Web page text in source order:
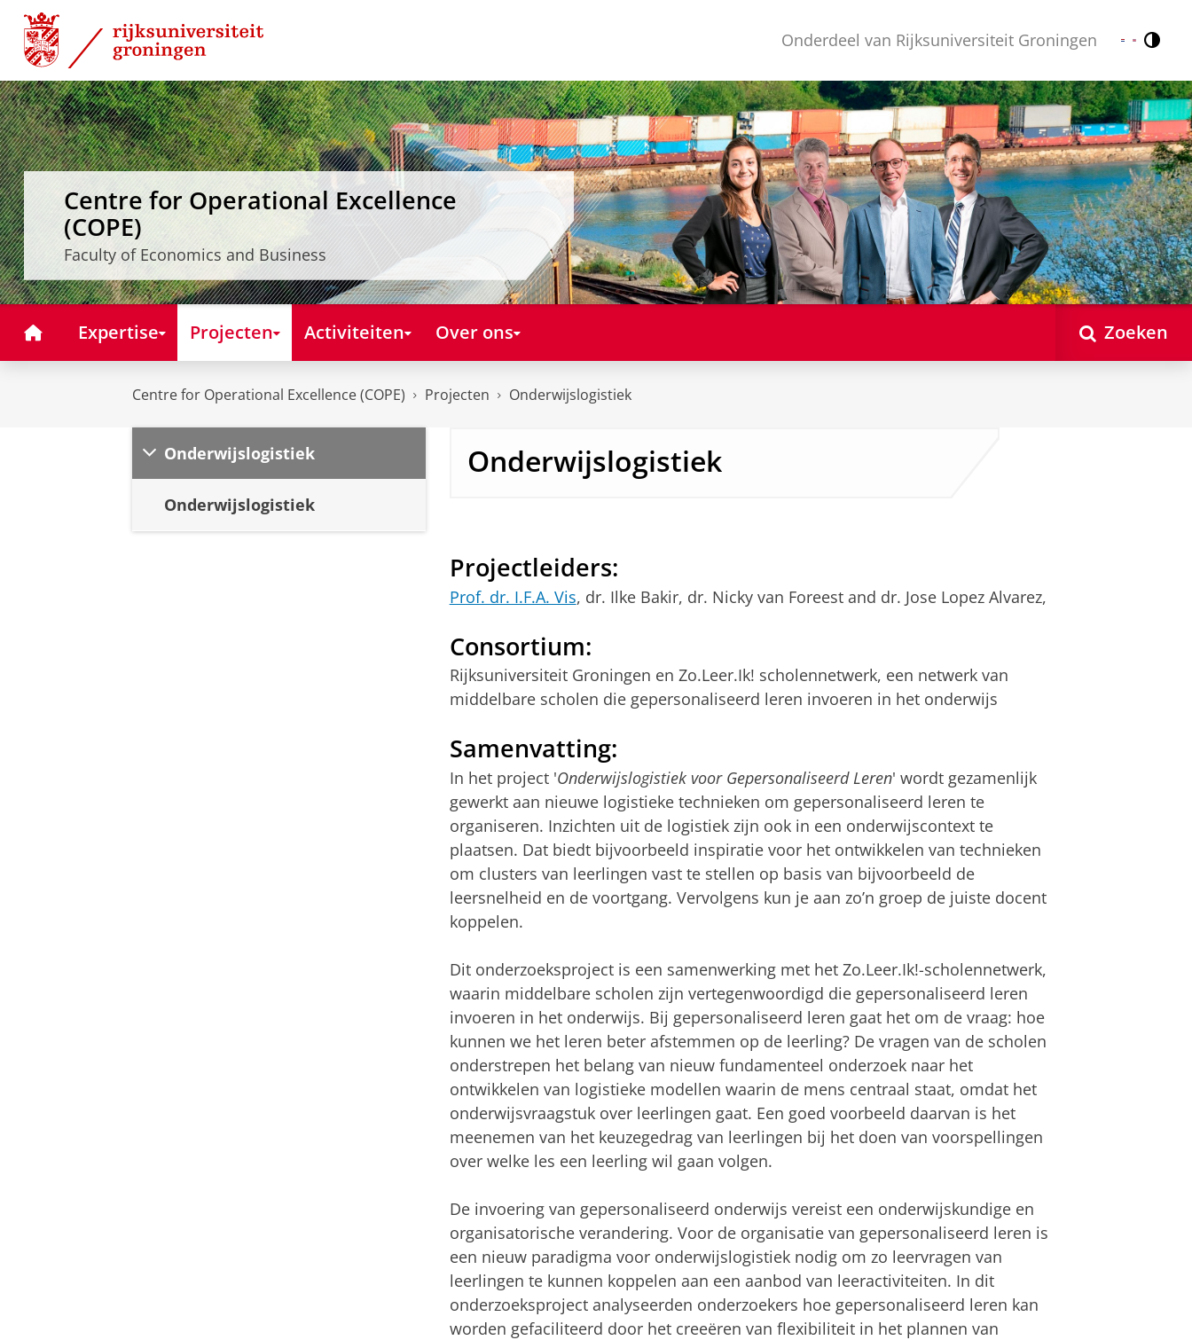
Skip
Content
Skip
Navigation
Onderdeel van Rijksuniversiteit Groningen Nederlands
English
Centre for Operational Excellence
(COPE)
Faculty of Economics and Business
HomeExpertise Projecten Activiteiten Over ons Zoeken
Centre for Operational Excellence (COPE) Projecten Onderwijslogistiek
Onderwijslogistiek
Onderwijslogistiek
Onderwijslogistiek
Projectleiders:
Prof. dr. I.F.A. Vis, dr. Ilke Bakir, dr. Nicky van Foreest and dr. Jose Lopez Alvarez,
Consortium:
Rijksuniversiteit Groningen en Zo.Leer.Ik! scholennetwerk, een netwerk van
middelbare scholen die gepersonaliseerd leren invoeren in het onderwijs
Samenvatting:
In het project 'Onderwijslogistiek voor Gepersonaliseerd Leren' wordt gezamenlijk
gewerkt aan nieuwe logistieke technieken om gepersonaliseerd leren te
organiseren. Inzichten uit de logistiek zijn ook in een onderwijscontext te
plaatsen. Dat biedt bijvoorbeeld inspiratie voor het ontwikkelen van technieken
om clusters van leerlingen vast te stellen op basis van bijvoorbeeld de
leersnelheid en de voortgang. Vervolgens kun je aan zo’n groep de juiste docent
koppelen.
Dit onderzoeksproject is een samenwerking met het Zo.Leer.Ik!-scholennetwerk,
waarin middelbare scholen zijn vertegenwoordigd die gepersonaliseerd leren
invoeren in het onderwijs. Bij gepersonaliseerd leren gaat het om de vraag: hoe
kunnen we het leren beter afstemmen op de leerling? De vragen van de scholen
onderstrepen het belang van nieuw fundamenteel onderzoek naar het
ontwikkelen van logistieke modellen waarin de mens centraal staat, omdat het
onderwijsvraagstuk over leerlingen gaat. Een goed voorbeeld daarvan is het
meenemen van het keuzegedrag van leerlingen bij het doen van voorspellingen
over welke les een leerling wil gaan volgen.
De invoering van gepersonaliseerd onderwijs vereist een onderwijskundige en
organisatorische verandering. Voor de organisatie van gepersonaliseerd leren is
een nieuw paradigma voor onderwijslogistiek nodig om zo leervragen van
leerlingen te kunnen koppelen aan een aanbod van leeractiviteiten. In dit
onderzoeksproject analyseerden onderzoekers hoe gepersonaliseerd leren kan
worden gefaciliteerd door het creeëren van flexibiliteit in het plannen van